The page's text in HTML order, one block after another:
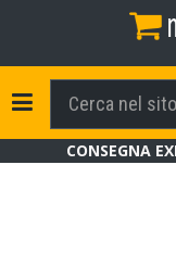
Toggle Navigation
CONSEGNA